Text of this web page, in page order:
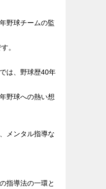
野球チームの監
。
では、野球歴40年
野球への熱い想
メンタル指導な
指導法の一環と